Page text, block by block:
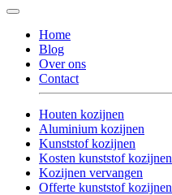
Home
Blog
Over ons
Contact
Houten kozijnen
Aluminium kozijnen
Kunststof kozijnen
Kosten kunststof kozijnen
Kozijnen vervangen
Offerte kunststof kozijnen